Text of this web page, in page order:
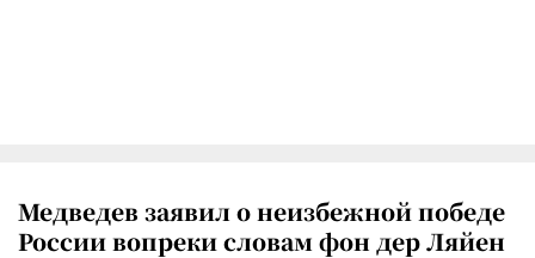
Медведев заявил о неизбежной победе
России вопреки словам фон дер Ляйен